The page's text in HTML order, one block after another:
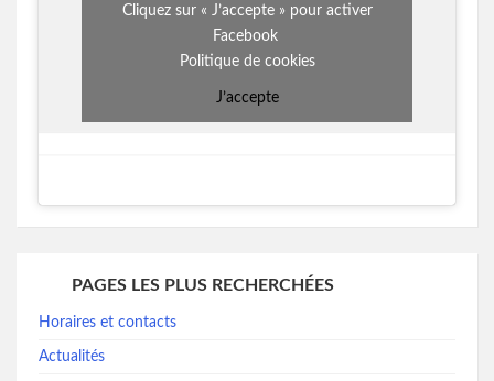
Cliquez sur « J’accepte » pour activer
Facebook
Politique de cookies
J’accepte
PAGES LES PLUS RECHERCHÉES
Horaires et contacts
Actualités